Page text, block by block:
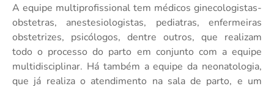
A equipe multiprofissional tem médicos ginecologistas-
obstetras, anestesiologistas, pediatras, enfermeiras
obstetrizes, psicólogos, dentre outros, que realizam
todo o processo do parto em conjunto com a equipe
multidisciplinar. Há também a equipe da neonatologia,
que já realiza o atendimento na sala de parto, e um